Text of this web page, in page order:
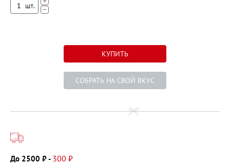
−
CОБРАТЬ НА СВОЙ ВКУС
До 2500 ₽ - 300 ₽